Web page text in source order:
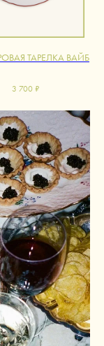
ТАРЕЛКА ВАЙБ
3 700 ₽